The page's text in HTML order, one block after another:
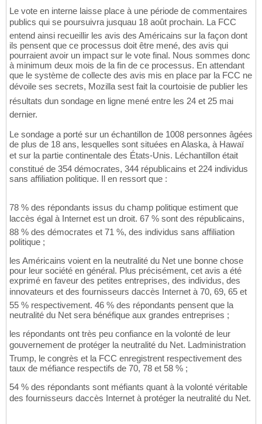
Le vote en interne laisse place à une période de commentaires
publics qui se poursuivra jusquau 18 août prochain. La FCC
entend ainsi recueillir les avis des Américains sur la façon dont
ils pensent que ce processus doit être mené, des avis qui
pourraient avoir un impact sur le vote final. Nous sommes donc
à minimum deux mois de la fin de ce processus. En attendant
que le système de collecte des avis mis en place par la FCC ne
dévoile ses secrets, Mozilla sest fait la courtoisie de publier les
résultats dun sondage en ligne mené entre les 24 et 25 mai
dernier.
Le sondage a porté sur un échantillon de 1008 personnes âgées
de plus de 18 ans, lesquelles sont situées en Alaska, à Hawaï
et sur la partie continentale des États-Unis. Léchantillon était
constitué de 354 démocrates, 344 républicains et 224 individus
sans affiliation politique. Il en ressort que :
78 % des répondants issus du champ politique estiment que
laccès égal à Internet est un droit. 67 % sont des républicains,
88 % des démocrates et 71 %, des individus sans affiliation
politique ;
les Américains voient en la neutralité du Net une bonne chose
pour leur société en général. Plus précisément, cet avis a été
exprimé en faveur des petites entreprises, des individus, des
innovateurs et des fournisseurs daccès Internet à 70, 69, 65 et
55 % respectivement. 46 % des répondants pensent que la
neutralité du Net sera bénéfique aux grandes entreprises ;
les répondants ont très peu confiance en la volonté de leur
gouvernement de protéger la neutralité du Net. Ladministration
Trump, le congrès et la FCC enregistrent respectivement des
taux de méfiance respectifs de 70, 78 et 58 % ;
54 % des répondants sont méfiants quant à la volonté véritable
des fournisseurs daccès Internet à protéger la neutralité du Net.